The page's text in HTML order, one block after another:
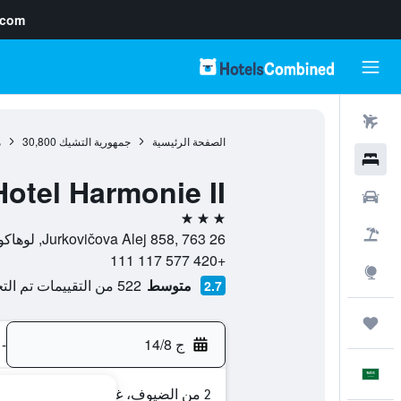
الصفحة الرئيسية جمهورية التشيك 30,800
Harmonie II
3 نجوم
Jurkovičova Alej 858, 763 26, لوهاكوفيس, منطقة زلين, جمهورية التشيك
+420 577 117 111
2.7 متوسط 522 من التقييمات تم التحقق منها
ج 14/8 -
2 من الضيوف، غرفة واحدة